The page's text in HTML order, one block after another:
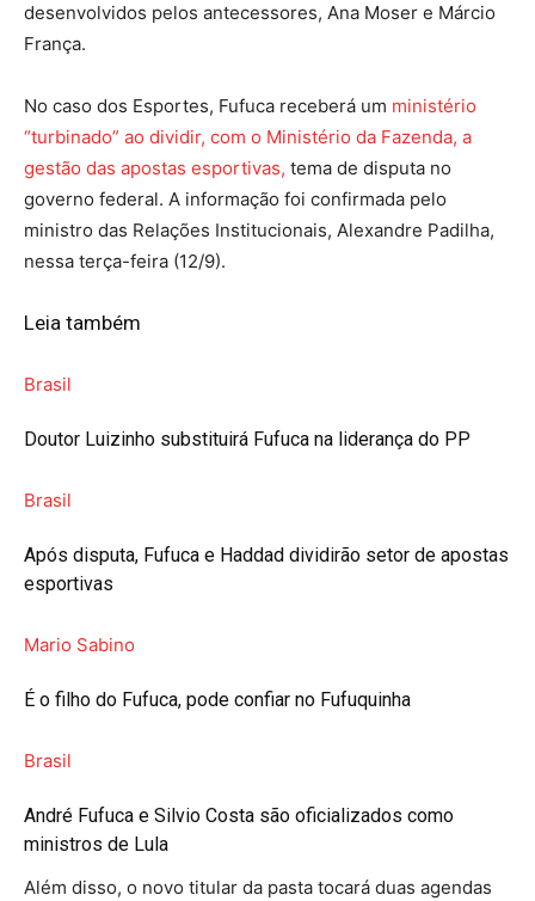
desenvolvidos pelos antecessores, Ana Moser e Márcio
França.
No caso dos Esportes, Fufuca receberá um ministério
“turbinado” ao dividir, com o Ministério da Fazenda, a
gestão das apostas esportivas, tema de disputa no
governo federal. A informação foi confirmada pelo
ministro das Relações Institucionais, Alexandre Padilha,
nessa terça-feira (12/9).
Leia também
Brasil
Doutor Luizinho substituirá Fufuca na liderança do PP
Brasil
Após disputa, Fufuca e Haddad dividirão setor de apostas
esportivas
Mario Sabino
É o filho do Fufuca, pode confiar no Fufuquinha
Brasil
André Fufuca e Silvio Costa são oficializados como
ministros de Lula
Além disso, o novo titular da pasta tocará duas agendas